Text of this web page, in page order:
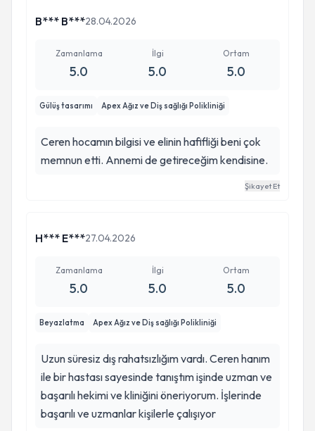
B*** B***28.04.2026
Zamanlama
5.0
İlgi
5.0
Ortam
5.0
Gülüş tasarımı Apex Ağız ve Diş sağlığı Polikliniği
Ceren hocamın bilgisi ve elinin hafifliği beni çok
memnun etti. Annemi de getireceğim kendisine.
Şikayet Et
H*** E***27.04.2026
Zamanlama
5.0
İlgi
5.0
Ortam
5.0
Beyazlatma Apex Ağız ve Diş sağlığı Polikliniği
Uzun süresiz dış rahatsızlığım vardı. Ceren hanım
ile bir hastası sayesinde tanıştım işinde uzman ve
başarılı hekimi ve kliniğini öneriyorum. İşlerinde
başarılı ve uzmanlar kişilerle çalışıyor